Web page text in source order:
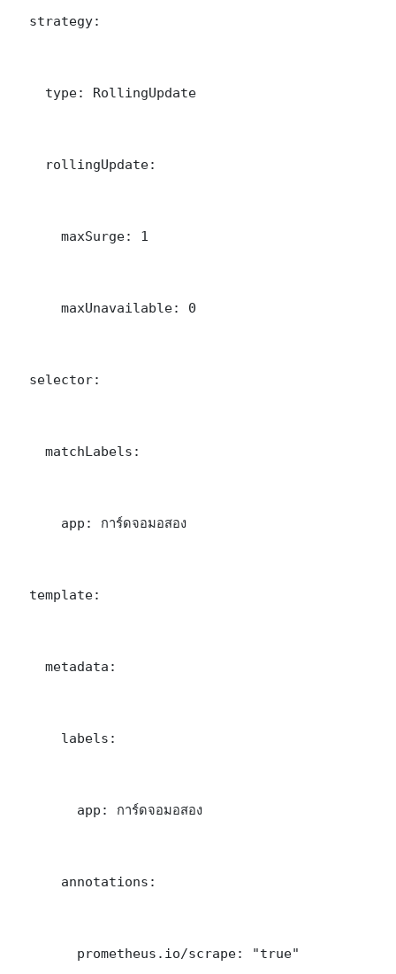
  strategy:
    type: RollingUpdate
    rollingUpdate:
      maxSurge: 1
      maxUnavailable: 0
  selector:
    matchLabels:
      app: การ์ดจอมอสอง
  template:
    metadata:
      labels:
        app: การ์ดจอมอสอง
      annotations:
        prometheus.io/scrape: "true"